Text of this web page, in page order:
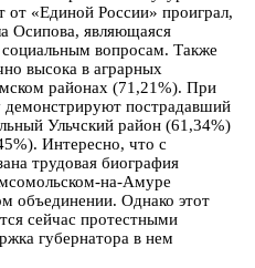
от «Единой России» проиграл,
Осипова, являющаяся
вопросам. Также
высока в аграрных
районах (71,21%). При
пострадавший
Ульчский район (61,34%)
Интересно, что с
трудовая биография
на-Амуре
объединении. Однако этот
сейчас протестными
губернатора в нем